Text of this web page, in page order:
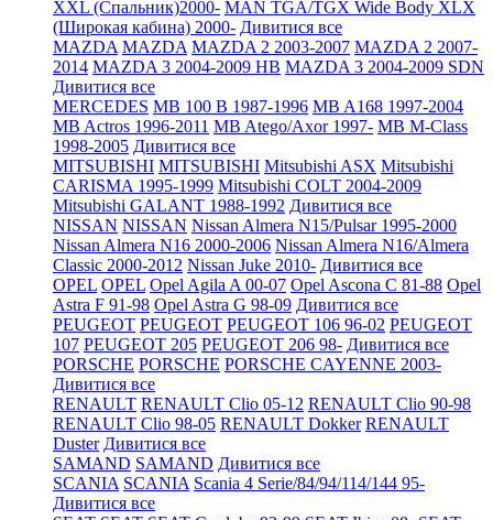
XXL (Спальник)2000- MAN TGA/TGX Wide Body XLX
(Широкая кабина) 2000- Дивитися все
MAZDA MAZDA MAZDA 2 2003-2007 MAZDA 2 2007-
2014 MAZDA 3 2004-2009 HB MAZDA 3 2004-2009 SDN
Дивитися все
MERCEDES MB 100 B 1987-1996 MB A168 1997-2004
MB Actros 1996-2011 MB Atego/Axor 1997- MB M-Class
1998-2005 Дивитися все
MITSUBISHI MITSUBISHI Mitsubishi ASX Mitsubishi
CARISMA 1995-1999 Mitsubishi COLT 2004-2009
Mitsubishi GALANT 1988-1992 Дивитися все
NISSAN NISSAN Nissan Almera N15/Pulsar 1995-2000
Nissan Almera N16 2000-2006 Nissan Almera N16/Almera
Classic 2000-2012 Nissan Juke 2010- Дивитися все
OPEL OPEL Opel Agila A 00-07 Opel Ascona C 81-88 Opel
Astra F 91-98 Opel Astra G 98-09 Дивитися все
PEUGEOT PEUGEOT PEUGEOT 106 96-02 PEUGEOT
107 PEUGEOT 205 PEUGEOT 206 98- Дивитися все
PORSCHE PORSCHE PORSCHE CAYENNE 2003-
Дивитися все
RENAULT RENAULT Clio 05-12 RENAULT Clio 90-98
RENAULT Clio 98-05 RENAULT Dokker RENAULT
Duster Дивитися все
SAMAND SAMAND Дивитися все
SCANIA SCANIA Scania 4 Serie/84/94/114/144 95-
Дивитися все